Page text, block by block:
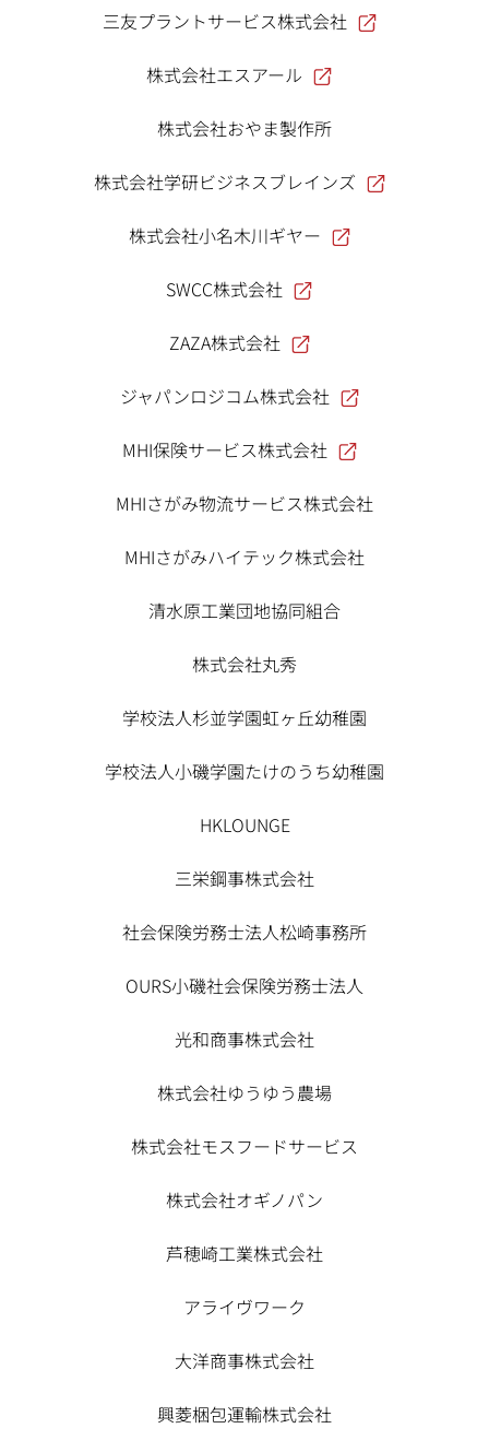
三友プラントサービス株式会社
株式会社エスアール
株式会社おやま製作所
株式会社学研ビジネスブレインズ
株式会社小名木川ギヤー
SWCC株式会社
ZAZA株式会社
ジャパンロジコム株式会社
MHI保険サービス株式会社
MHIさがみ物流サービス株式会社
MHIさがみハイテック株式会社
清水原工業団地協同組合
株式会社丸秀
学校法人杉並学園虹ヶ丘幼稚園
学校法人小磯学園たけのうち幼稚園
HKLOUNGE
三栄鋼事株式会社
社会保険労務士法人松崎事務所
OURS小磯社会保険労務士法人
光和商事株式会社
株式会社ゆうゆう農場
株式会社モスフードサービス
株式会社オギノパン
芦穂崎工業株式会社
アライヴワーク
大洋商事株式会社
興菱梱包運輸株式会社